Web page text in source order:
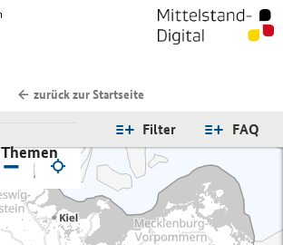
zurück zur Startseite
FAQ
Filter
Themen
−